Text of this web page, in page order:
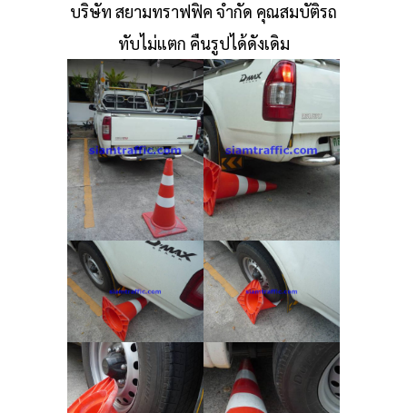
บริษัท สยามทราฟฟิค จำกัด คุณสมบัติรถ
ทับไม่แตก คืนรูปได้ดังเดิม